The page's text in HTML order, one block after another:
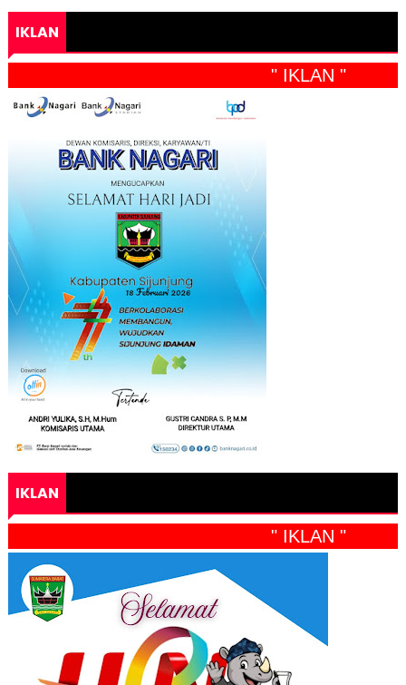
IKLAN
" IKLAN "
IKLAN
" IKLAN "